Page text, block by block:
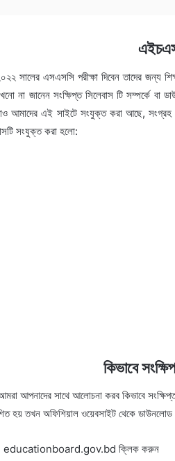
সালের এসএসসি পরীক্ষা দিবেন তাদের জন্য
না জানেন সংক্ষিপ্ত সিলেবাস টি সম্পর্কে
আমাদের এই সাইটে সংযুক্ত করা আছে, সংগ্রহ
সংযুক্ত করা হলো:
কিভাবে
আপনাদের সাথে আলোচনা করব কিভাবে
হয় তখন অফিশিয়াল ওয়েবসাইট থেকে ডাউনলোড
educationboard.gov.bd ক্লিক করুন